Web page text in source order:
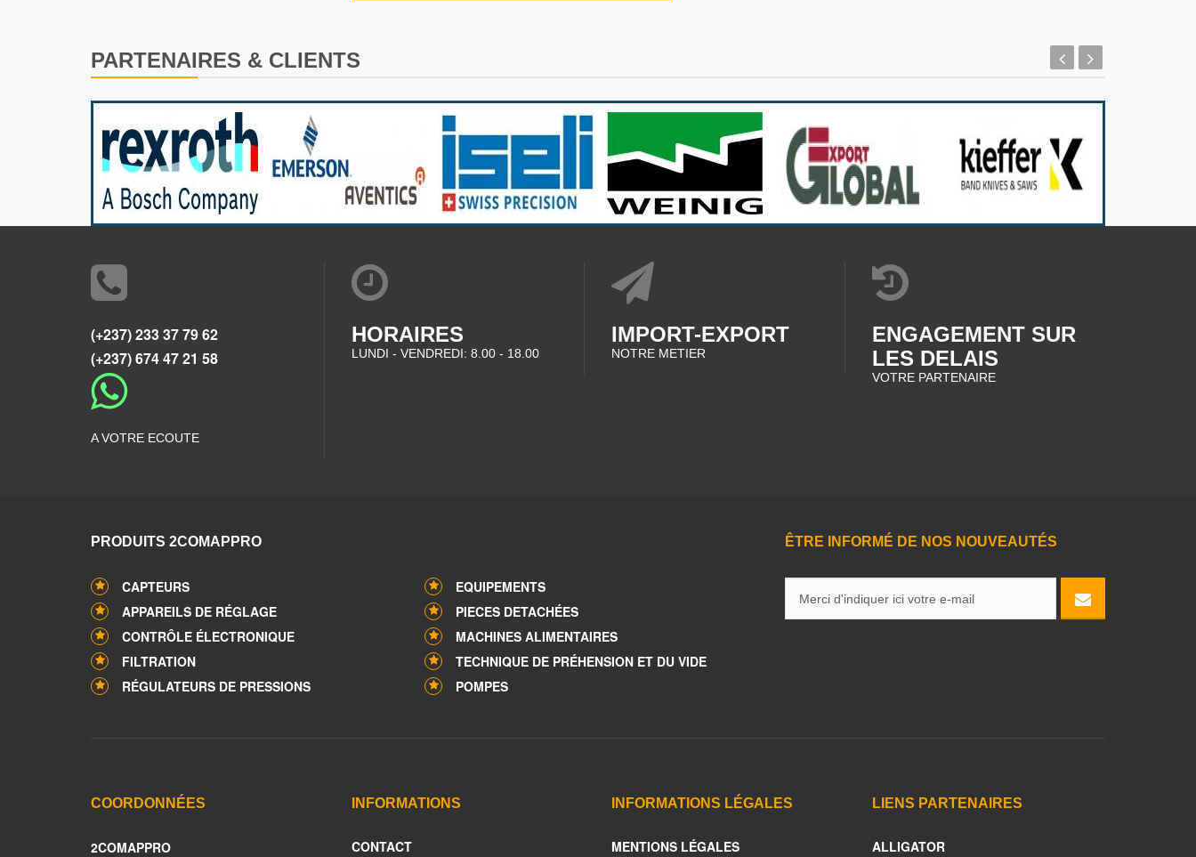
PARTENAIRES & CLIENTS
(+237) 233 37 79 62
(+237) 674 47 21 58
A VOTRE ECOUTE
HORAIRES
LUNDI - VENDREDI: 8.00 - 18.00
IMPORT-EXPORT
NOTRE METIER
ENGAGEMENT SUR
LES DELAIS
VOTRE PARTENAIRE
PRODUITS 2COMAPPRO
CAPTEURS
EQUIPEMENTS
APPAREILS DE RÉGLAGE
PIECES DETACHÉES
CONTRÔLE ÉLECTRONIQUE
MACHINES ALIMENTAIRES
FILTRATION
TECHNIQUE DE PRÉHENSION ET DU VIDE
RÉGULATEURS DE PRESSIONS
POMPES
ÊTRE INFORMÉ DE NOS NOUVEAUTÉS
COORDONNÉES
2COMAPPRO
INFORMATIONS
CONTACT
INFORMATIONS LÉGALES
MENTIONS LÉGALES
LIENS PARTENAIRES
ALLIGATOR